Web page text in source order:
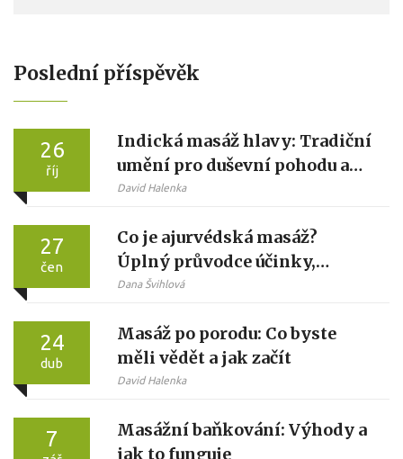
Poslední příspěvěk
26
říj
Indická masáž hlavy: Tradiční
umění pro duševní pohodu a
regeneraci
David Halenka
27
čen
Co je ajurvédská masáž?
Úplný průvodce účinky,
technikami a rozdíly oproti
Dana Švihlová
24
dub
Masáž po porodu: Co byste
měli vědět a jak začít
David Halenka
7
Masážní baňkování: Výhody a
jak to funguje